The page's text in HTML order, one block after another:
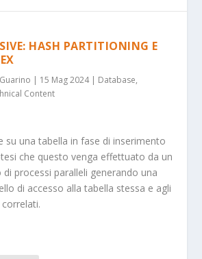
HASH PARTITIONING E
| 15 Mag 2024| Database,
Content
su una tabella in fase di inserimento
che questo venga effettuato da un
processi paralleli generando una
di accesso alla tabella stessa e agli